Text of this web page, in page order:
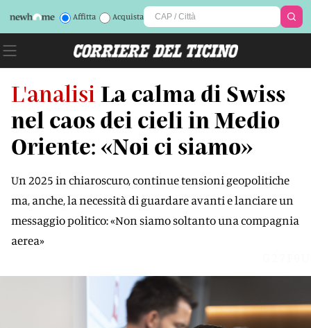
Affitta Acquista
L'analisi La calma di Swiss
nel caos dei cieli in Medio
Oriente: «Noi ci siamo»
Un 2025 in chiaroscuro, continue tensioni geopolitiche
ma, anche, la necessità di guardare avanti e lanciare un
messaggio politico: «Non siamo soltanto una compagnia
aerea»